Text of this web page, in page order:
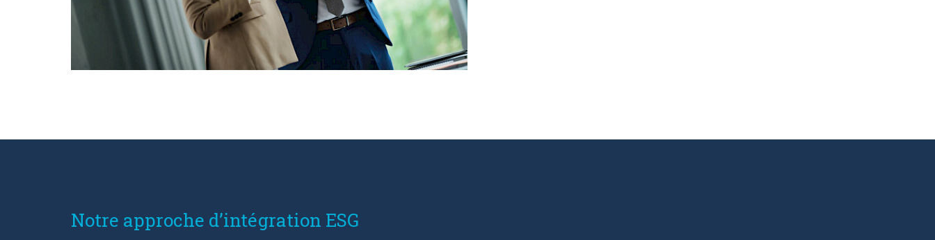
Notre approche d’intégration ESG